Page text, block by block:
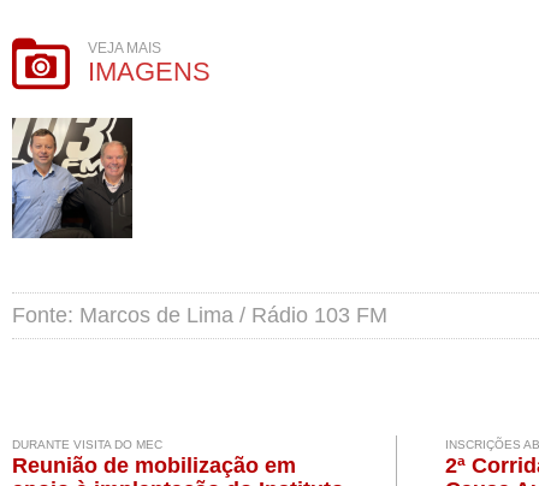
VEJA MAIS
IMAGENS
Fonte: Marcos de Lima / Rádio 103 FM
DURANTE VISITA DO MEC
Reunião de mobilização em
INSCRIÇÕES
2ª